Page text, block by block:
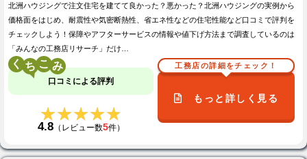
北洲ハウジングで注文住宅を建てて良かった？悪かった？北洲ハウジングの実例から
価格面をはじめ、耐震性や気密断熱性、省エネ性などの住宅性能など口コミで評判を
チェックしよう！保障やアフターサービスの情報や値下げ方法まで調査しているのは
「みんなの工務店リサーチ」だけ…
く こ
口コミによる評判
★★★★★
★★★★★
4.8（レビュー数5件）
工務店の詳細をチェック！
もっと詳しく見る